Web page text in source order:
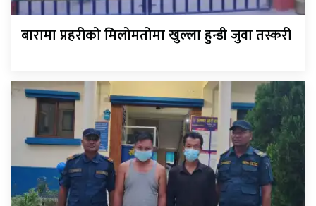
बारामा प्रहरीको मिलोमतोमा खुल्ला हुन्डी जुवा तस्करी